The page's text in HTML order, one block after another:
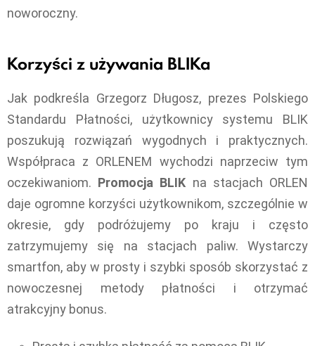
noworoczny.
Korzyści z używania BLIKa
Jak podkreśla Grzegorz Długosz, prezes Polskiego
Standardu Płatności, użytkownicy systemu BLIK
poszukują rozwiązań wygodnych i praktycznych.
Współpraca z ORLENEM wychodzi naprzeciw tym
oczekiwaniom. Promocja BLIK na stacjach ORLEN
daje ogromne korzyści użytkownikom, szczególnie w
okresie, gdy podróżujemy po kraju i często
zatrzymujemy się na stacjach paliw. Wystarczy
smartfon, aby w prosty i szybki sposób skorzystać z
nowoczesnej metody płatności i otrzymać
atrakcyjny bonus.